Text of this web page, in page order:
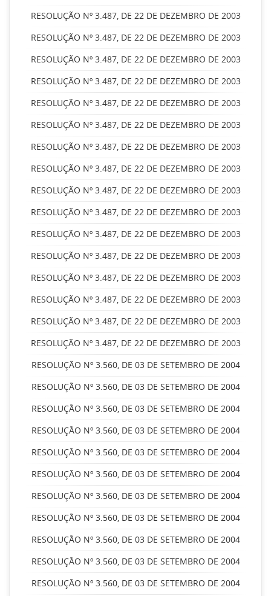
RESOLUÇÃO Nº 3.487, DE 22 DE DEZEMBRO DE 2003
RESOLUÇÃO Nº 3.487, DE 22 DE DEZEMBRO DE 2003
RESOLUÇÃO Nº 3.487, DE 22 DE DEZEMBRO DE 2003
RESOLUÇÃO Nº 3.487, DE 22 DE DEZEMBRO DE 2003
RESOLUÇÃO Nº 3.487, DE 22 DE DEZEMBRO DE 2003
RESOLUÇÃO Nº 3.487, DE 22 DE DEZEMBRO DE 2003
RESOLUÇÃO Nº 3.487, DE 22 DE DEZEMBRO DE 2003
RESOLUÇÃO Nº 3.487, DE 22 DE DEZEMBRO DE 2003
RESOLUÇÃO Nº 3.487, DE 22 DE DEZEMBRO DE 2003
RESOLUÇÃO Nº 3.487, DE 22 DE DEZEMBRO DE 2003
RESOLUÇÃO Nº 3.487, DE 22 DE DEZEMBRO DE 2003
RESOLUÇÃO Nº 3.487, DE 22 DE DEZEMBRO DE 2003
RESOLUÇÃO Nº 3.487, DE 22 DE DEZEMBRO DE 2003
RESOLUÇÃO Nº 3.487, DE 22 DE DEZEMBRO DE 2003
RESOLUÇÃO Nº 3.487, DE 22 DE DEZEMBRO DE 2003
RESOLUÇÃO Nº 3.487, DE 22 DE DEZEMBRO DE 2003
RESOLUÇÃO Nº 3.560, DE 03 DE SETEMBRO DE 2004
RESOLUÇÃO Nº 3.560, DE 03 DE SETEMBRO DE 2004
RESOLUÇÃO Nº 3.560, DE 03 DE SETEMBRO DE 2004
RESOLUÇÃO Nº 3.560, DE 03 DE SETEMBRO DE 2004
RESOLUÇÃO Nº 3.560, DE 03 DE SETEMBRO DE 2004
RESOLUÇÃO Nº 3.560, DE 03 DE SETEMBRO DE 2004
RESOLUÇÃO Nº 3.560, DE 03 DE SETEMBRO DE 2004
RESOLUÇÃO Nº 3.560, DE 03 DE SETEMBRO DE 2004
RESOLUÇÃO Nº 3.560, DE 03 DE SETEMBRO DE 2004
RESOLUÇÃO Nº 3.560, DE 03 DE SETEMBRO DE 2004
RESOLUÇÃO Nº 3.560, DE 03 DE SETEMBRO DE 2004